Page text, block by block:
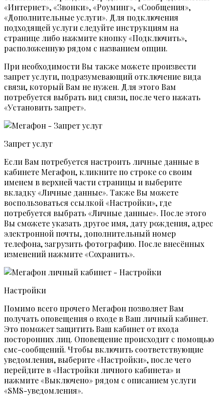
«Интернет», «Звонки», «Роуминг», «Сообщения»,
«Дополнительные услуги». Для подключения
подходящей услуги следуйте инструкциям на
странице либо нажмите кнопку «Подключить»,
расположенную рядом с названием опции.
При необходимости Вы также можете произвести
запрет услуги, подразумевающий отключение вида
связи, который Вам не нужен. Для этого Вам
потребуется выбрать вид связи, после чего нажать
«Установить запрет».
Запрет услуг
Если Вам потребуется настроить личные данные в
кабинете Мегафон, кликните по строке со своим
именем в верхней части страницы и выберите
вкладку «Личные данные». Также Вы можете
воспользоваться ссылкой «Настройки», где
потребуется выбрать «Личные данные». После этого
Вы сможете указать другое имя, дату рождения, адрес
электронной почты, дополнительный номер
телефона, загрузить фотографию. После внесённых
изменений нажмите «Сохранить».
Настройки
Помимо всего прочего Мегафон позволяет Вам
получать оповещения о входе в Ваш личный кабинет.
Это поможет защитить Ваш кабинет от входа
посторонних лиц. Оповещение происходит с помощью
смс-сообщений. Чтобы включить соответствующие
уведомления, выберите «Настройки», после чего
перейдите в «Настройки личного кабинета» и
нажмите «Выключено» рядом с описанием услуги
«SMS-уведомления».